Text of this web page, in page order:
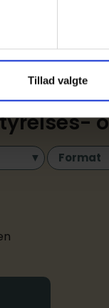
Tillad valgte
Format